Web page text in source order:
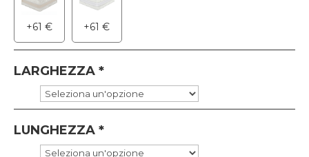
+61 € +61€
LARGHEZZA *
LUNGHEZZA *